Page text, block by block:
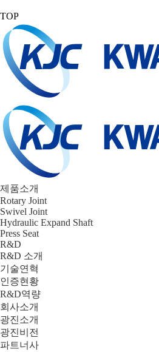
TOP
제품소개
Rotary Joint
Swivel Joint
Hydraulic Expand Shaft
Press Seat
R&D
R&D 소개
기술연혁
인증현황
R&D역량
회사소개
광진소개
광진비전
파트너사